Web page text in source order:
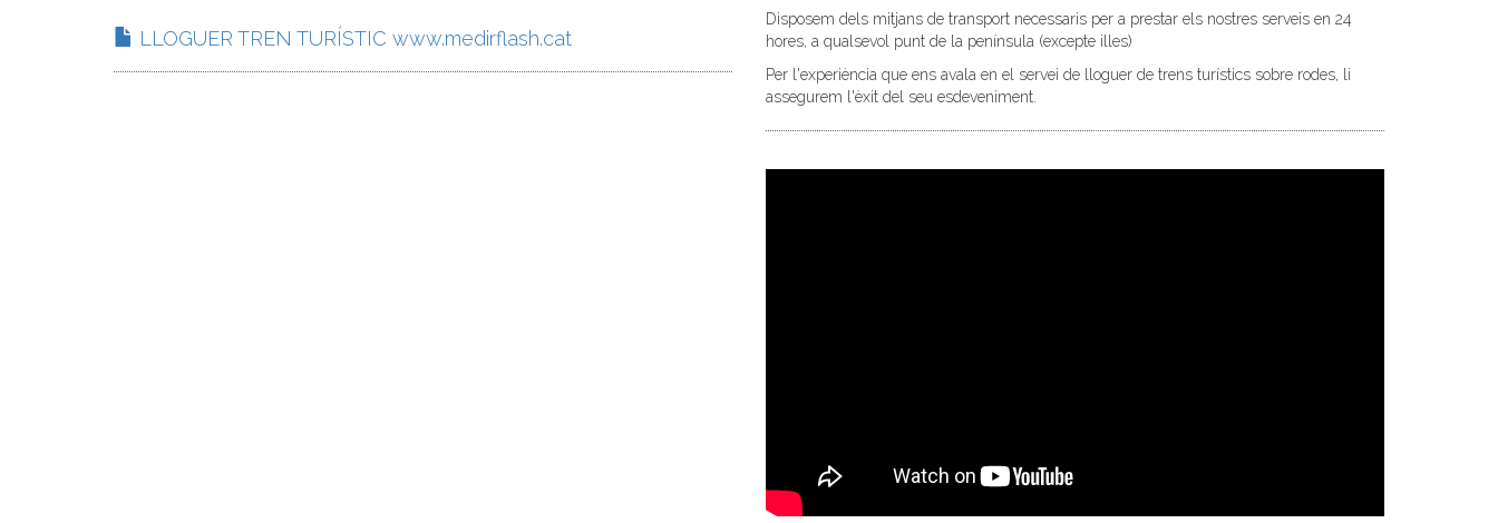
LLOGUER TREN TURÍSTIC www.medirflash.cat
Disposem dels mitjans de transport necessaris per a prestar els nostres serveis en 24
hores, a qualsevol punt de la península (excepte illes)
Per l'experiència que ens avala en el servei de lloguer de trens turístics sobre rodes, li
assegurem l'èxit del seu esdeveniment.